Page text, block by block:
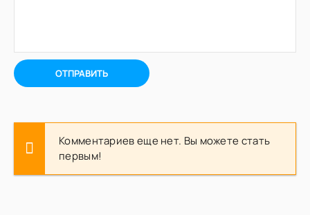
ОТПРАВИТЬ
Комментариев еще нет. Вы можете стать
первым!